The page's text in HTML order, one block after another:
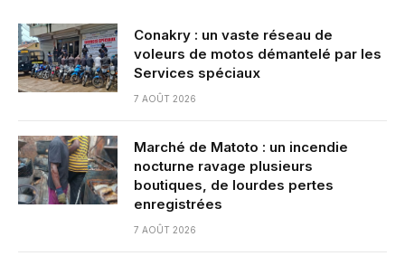
Conakry : un vaste réseau de
voleurs de motos démantelé par les
Services spéciaux
7 AOÛT 2026
Marché de Matoto : un incendie
nocturne ravage plusieurs
boutiques, de lourdes pertes
enregistrées
7 AOÛT 2026